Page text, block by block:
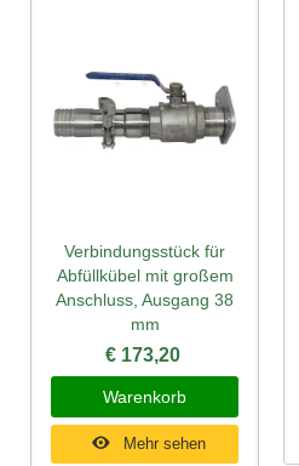
Verbindungsstück für
Abfüllkübel mit großem
Anschluss, Ausgang 38
mm
€ 173,20
Warenkorb
Mehr sehen